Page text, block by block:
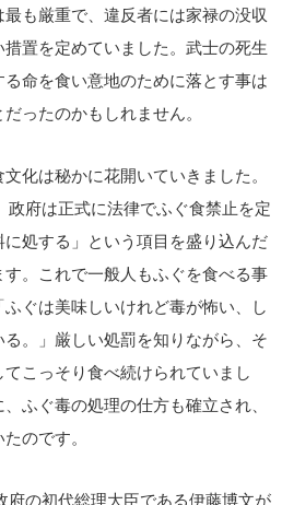
も厳重で、違反者には家禄の没収
置を定めていました。武士の死生
命を食い意地のために落とす事は
ったのかもしれません。
化は秘かに花開いていきました。
政府は正式に法律でふぐ食禁止を定
処する」という項目を盛り込んだ
す。これで一般人もふぐを食べる事
ぐは美味しいけれど毒が怖い、し
。」厳しい処罰を知りながら、そ
こっそり食べ続けられていまし
ふぐ毒の処理の仕方も確立され、
のです。
府の初代総理大臣である伊藤博文が